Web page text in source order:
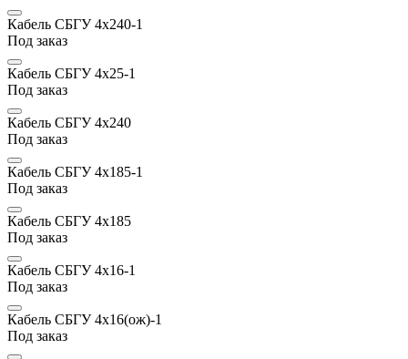
Кабель СБГУ 4х240-1
Под заказ
Кабель СБГУ 4х25-1
Под заказ
Кабель СБГУ 4х240
Под заказ
Кабель СБГУ 4х185-1
Под заказ
Кабель СБГУ 4х185
Под заказ
Кабель СБГУ 4х16-1
Под заказ
Кабель СБГУ 4х16(ож)-1
Под заказ